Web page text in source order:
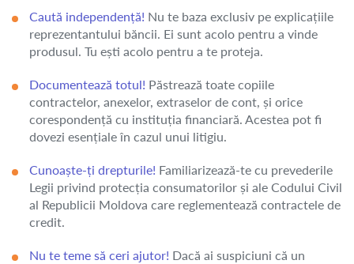
Caută independență! Nu te baza exclusiv pe explicațiile
reprezentantului băncii. Ei sunt acolo pentru a vinde
produsul. Tu ești acolo pentru a te proteja.
Documentează totul! Păstrează toate copiile
contractelor, anexelor, extraselor de cont, și orice
corespondență cu instituția financiară. Acestea pot fi
dovezi esențiale în cazul unui litigiu.
Cunoaște-ți drepturile! Familiarizează-te cu prevederile
Legii privind protecția consumatorilor și ale Codului Civil
al Republicii Moldova care reglementează contractele de
credit.
Nu te teme să ceri ajutor! Dacă ai suspiciuni că un